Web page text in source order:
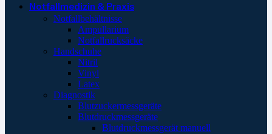
Notfallmedizin & Praxis
Notfallbehältnisse
Ampullarium
Notfallrucksäcke
Handschuhe
Nitril
Vinyl
Latex
Diagnostik
Blutzuckermessgeräte
Blutdruckmessgeräte
Blutdruckmessgerät manuell